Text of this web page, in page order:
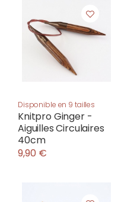
Disponible en 9 tailles
Knitpro Ginger -
Aiguilles Circulaires
40cm
9,90 €